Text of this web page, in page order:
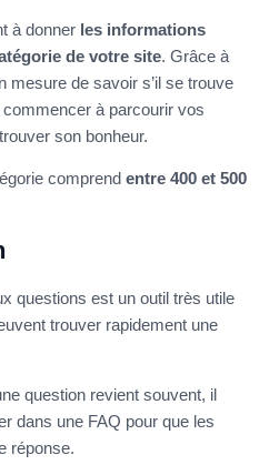
à donner les informations
de votre site. Grâce à
mesure de savoir s’il se trouve
commencer à parcourir vos
son bonheur.
comprend entre 400 et 500
questions est un outil très utile
trouver rapidement une
question revient souvent, il
dans une FAQ pour que les
réponse.